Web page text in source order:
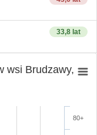
33,8 lat
wsi Brudzawy,
80+